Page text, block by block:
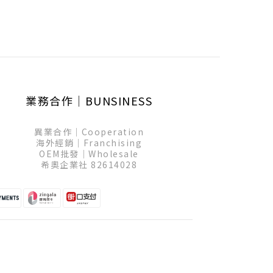
業務合作│BUNSINESS
異業合作│Cooperation
海外經銷│Franchising
OEM批發│Wholesale
希奧企業社 82614028